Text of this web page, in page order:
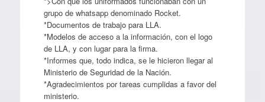
grupo de whatsapp denominado Rocket.
*Documentos de trabajo para LLA.
*Modelos de acceso a la información, con el logo
de LLA, y con lugar para la firma.
*Informes que, todo indica, se le hicieron llegar al
Ministerio de Seguridad de la Nación.
*Agradecimientos por tareas cumplidas a favor del
ministerio.